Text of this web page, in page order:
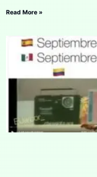
Read More »